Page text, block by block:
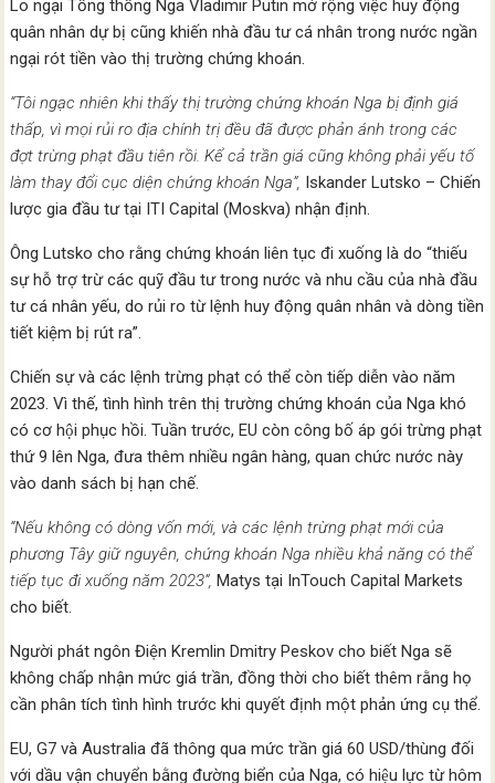
Lo ngại Tổng thống Nga Vladimir Putin mở rộng việc huy động
quân nhân dự bị cũng khiến nhà đầu tư cá nhân trong nước ngần
ngại rót tiền vào thị trường chứng khoán.
“Tôi ngạc nhiên khi thấy thị trường chứng khoán Nga bị định giá
thấp, vì mọi rủi ro địa chính trị đều đã được phản ánh trong các
đợt trừng phạt đầu tiên rồi. Kể cả trần giá cũng không phải yếu tố
làm thay đổi cục diện chứng khoán Nga”, Iskander Lutsko – Chiến
lược gia đầu tư tại ITI Capital (Moskva) nhận định.
Ông Lutsko cho rằng chứng khoán liên tục đi xuống là do “thiếu
sự hỗ trợ trừ các quỹ đầu tư trong nước và nhu cầu của nhà đầu
tư cá nhân yếu, do rủi ro từ lệnh huy động quân nhân và dòng tiền
tiết kiệm bị rút ra”.
Chiến sự và các lệnh trừng phạt có thể còn tiếp diễn vào năm
2023. Vì thế, tình hình trên thị trường chứng khoán của Nga khó
có cơ hội phục hồi. Tuần trước, EU còn công bố áp gói trừng phạt
thứ 9 lên Nga, đưa thêm nhiều ngân hàng, quan chức nước này
vào danh sách bị hạn chế.
“Nếu không có dòng vốn mới, và các lệnh trừng phạt mới của
phương Tây giữ nguyên, chứng khoán Nga nhiều khả năng có thể
tiếp tục đi xuống năm 2023”, Matys tại InTouch Capital Markets
cho biết.
Người phát ngôn Điện Kremlin Dmitry Peskov cho biết Nga sẽ
không chấp nhận mức giá trần, đồng thời cho biết thêm rằng họ
cần phân tích tình hình trước khi quyết định một phản ứng cụ thể.
EU, G7 và Australia đã thông qua mức trần giá 60 USD/thùng đối
với dầu vận chuyển bằng đường biển của Nga, có hiệu lực từ hôm